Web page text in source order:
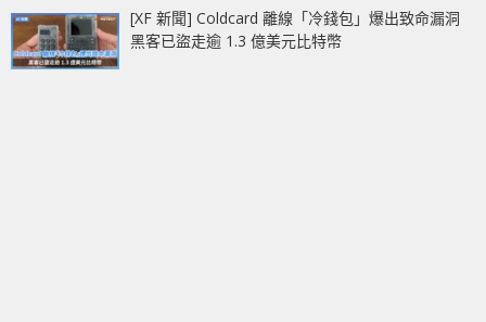
[XF 新聞] Coldcard 離線「冷錢包」爆出致命漏洞
黑客已盜走逾 1.3 億美元比特幣